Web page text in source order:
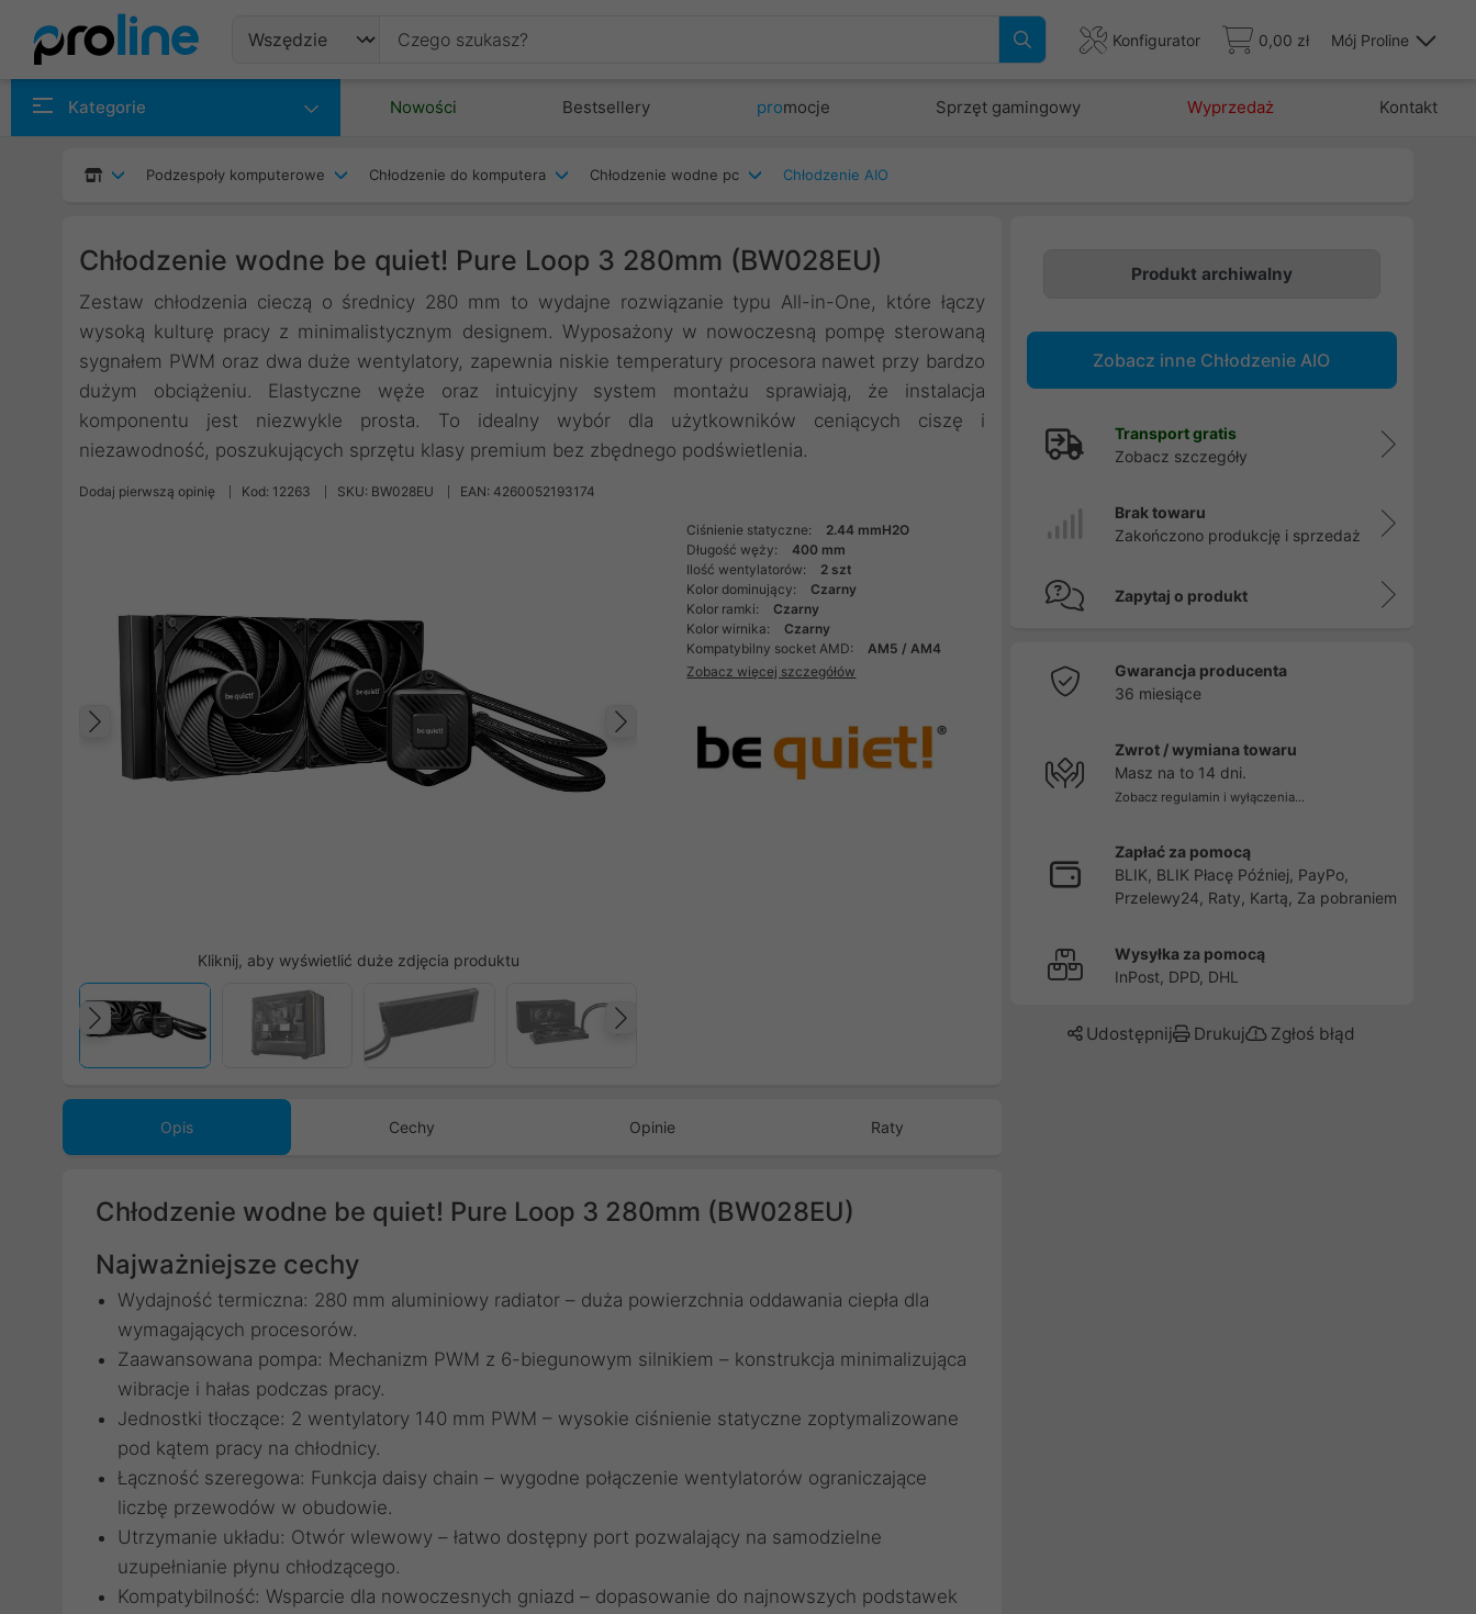
Konfigurator 0,00 zł Mój Proline
Kategorie Nowości Bestsellery promocje Sprzęt gamingowy Wyprzedaż Kontakt
Podzespoły komputerowe Chłodzenie do komputera Chłodzenie wodne pc Chłodzenie AIO
Chłodzenie wodne be quiet! Pure Loop 3 280mm (BW028EU)
Zestaw chłodzenia cieczą o średnicy 280 mm to wydajne rozwiązanie typu All-in-One, które łączy
wysoką kulturę pracy z minimalistycznym designem. Wyposażony w nowoczesną pompę sterowaną
sygnałem PWM oraz dwa duże wentylatory, zapewnia niskie temperatury procesora nawet przy bardzo
dużym obciążeniu. Elastyczne węże oraz intuicyjny system montażu sprawiają, że instalacja
komponentu jest niezwykle prosta. To idealny wybór dla użytkowników ceniących ciszę i
niezawodność, poszukujących sprzętu klasy premium bez zbędnego podświetlenia.
Dodaj pierwszą opinię Kod: 12263 SKU: BW028EU EAN: 4260052193174
Następny
Poprzedni
Kliknij, aby wyświetlić duże zdjęcia produktu
Poprzedni
Ciśnienie statyczne:
2.44 mmH2O
Długość węży:
400 mm
Ilość wentylatorów:
2 szt
Kolor dominujący:
Czarny
Kolor ramki:
Czarny
Kolor wirnika:
Czarny
Kompatybilny socket AMD:
AM5 / AM4
Zobacz więcej szczegółów
Opis Cechy Opinie Raty
Chłodzenie wodne be quiet! Pure Loop 3 280mm (BW028EU)
Najważniejsze cechy
Wydajność termiczna: 280 mm aluminiowy radiator – duża powierzchnia oddawania ciepła dla
wymagających procesorów.
Zaawansowana pompa: Mechanizm PWM z 6-biegunowym silnikiem – konstrukcja minimalizująca
wibracje i hałas podczas pracy.
Jednostki tłoczące: 2 wentylatory 140 mm PWM – wysokie ciśnienie statyczne zoptymalizowane
pod kątem pracy na chłodnicy.
Łączność szeregowa: Funkcja daisy chain – wygodne połączenie wentylatorów ograniczające
liczbę przewodów w obudowie.
Utrzymanie układu: Otwór wlewowy – łatwo dostępny port pozwalający na samodzielne
uzupełnianie płynu chłodzącego.
Kompatybilność: Wsparcie dla nowoczesnych gniazd – dopasowanie do najnowszych podstawek
Produkt archiwalny
Zobacz inne Chłodzenie AIO
Transport gratis
Zobacz szczegóły
Brak towaru
Zakończono produkcję i sprzedaż
Zapytaj o produkt
Gwarancja producenta
36 miesiące
Zwrot / wymiana towaru
Masz na to 14 dni.
Zobacz regulamin i wyłączenia...
Zapłać za pomocą
BLIK, BLIK Płacę Później, PayPo,
Przelewy24, Raty, Kartą, Za pobraniem
Wysyłka za pomocą
InPost, DPD, DHL
Udostępnij Drukuj Zgłoś błąd